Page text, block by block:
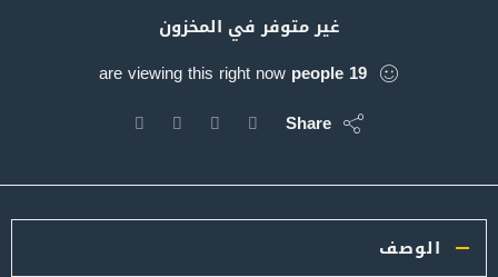
غير متوفر في المخزون
19
people
are viewing this right now
Share
الوصف